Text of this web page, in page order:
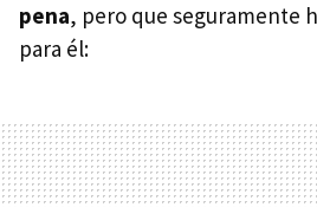
pena, pero que seguramente
para él: